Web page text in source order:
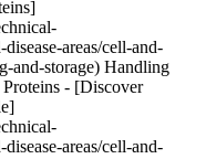
areas/cell-and-
and-storage) Handling
- [Discover
areas/cell-and-